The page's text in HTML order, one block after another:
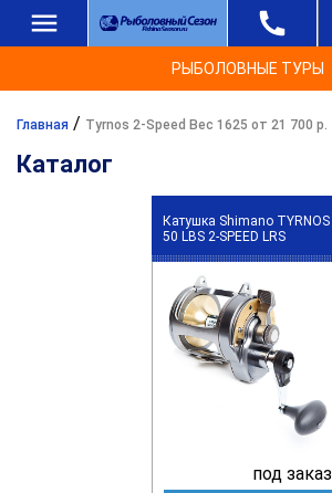
РЫБОЛОВНЫЕ ТУРЫ
Главная / Tyrnos 2-Speed Вес 1625 от 21 700 р.
Каталог
Катушка Shimano TYRNOS
50 LBS 2-SPEED LRS
под заказ